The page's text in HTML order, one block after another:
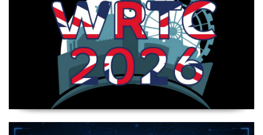
WRTC 2026 Şampiyonu Litvanya Takımı